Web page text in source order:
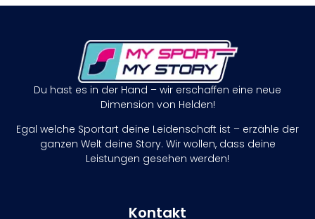
Du hast es in der Hand – wir erschaffen eine neue
Dimension von Helden!
Egal welche Sportart deine Leidenschaft ist – erzähle der
ganzen Welt deine Story. Wir wollen, dass deine
Leistungen gesehen werden!
Kontakt